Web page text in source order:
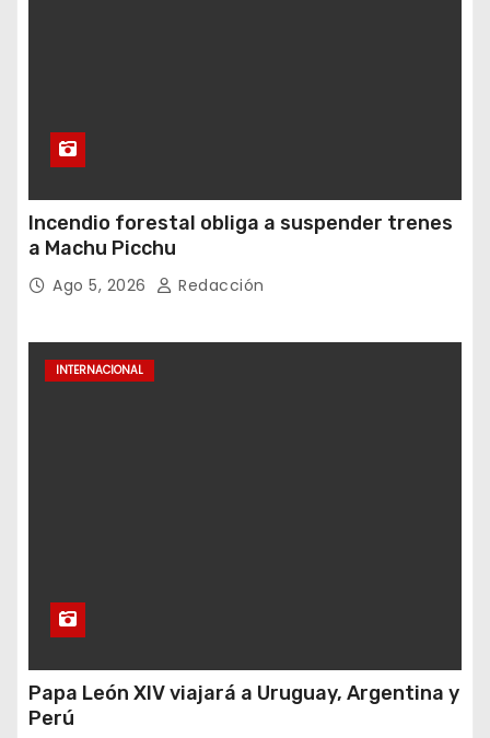
Incendio forestal obliga a suspender trenes
a Machu Picchu
Ago 5, 2026 Redacción
INTERNACIONAL
Papa León XIV viajará a Uruguay, Argentina y
Perú